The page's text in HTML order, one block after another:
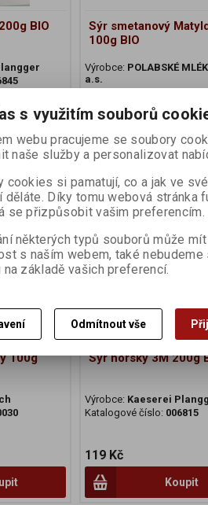
BIO
Sýr smetanový
100g BIO
Výrobce: POLABSKÉ
a.s.
Katalogové číslo:005333
28 Kč
Koupit
100g
Na dotaz
Sýr horský 3M 200g
Výrobce: Kaeserei
Katalogové číslo: 006815
119 Kč
Koupit
s využitím souborů
webu pracujeme se soubory
naše služby a personalizovat
cookies si pamatují, co a jak ve
děláte. Díky tomu webová stránka
se přizpůsobit vašim preferencím.
některých typů souborů může
s naším webem, také
na základě vašich preferencí.
Odmítnout vše